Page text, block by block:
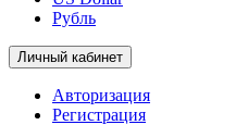
Рубль
Личный кабинет
Авторизация
Регистрация